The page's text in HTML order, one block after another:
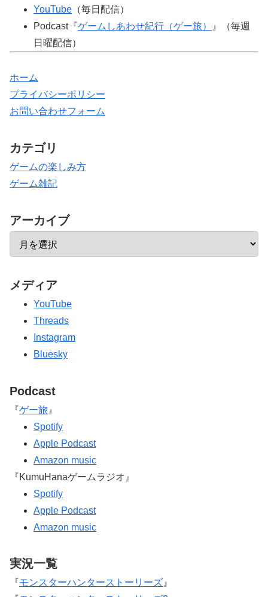
YouTube （毎日配信）
Podcast『ゲームしあわせ紀行（ゲー旅）
』（毎週
日曜配信）
ホーム
プライバシーポリシー
お問い合わせフォーム
カテゴリ
ゲームの楽しみ方
ゲーム雑記
アーカイブ
メディア
YouTube
Threads
Instagram
Bluesky
Podcast
『ゲー旅 』
Spotify
Apple Podcast
Amazon music
『KumuHanaゲームラジオ』
Spotify
Apple Podcast
Amazon music
実況一覧
『モンスターハンターストーリーズ』